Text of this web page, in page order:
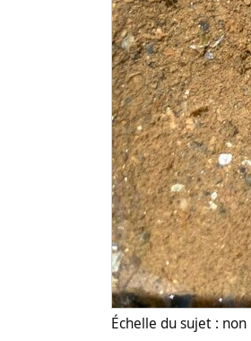
Échelle du sujet :